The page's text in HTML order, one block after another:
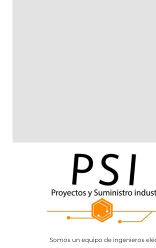
Somos un equipo de ingenieros